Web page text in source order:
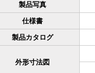
製品写真
仕様書
製品カタログ
外形寸法図